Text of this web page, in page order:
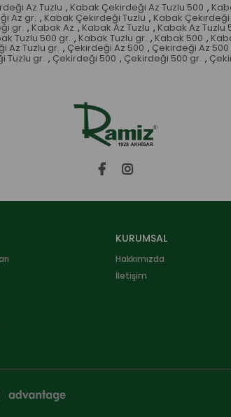
Az Tuzlu , Kabak Çekirdeği Az Tuzlu 500 ,
Az gr. , Kabak Çekirdeği Tuzlu , Kabak Çekirdeği
gr. , Kabak Az , Kabak Az Tuzlu , Kabak Az Tuzlu
Tuzlu 500 gr. , Kabak Tuzlu gr. , Kabak 500 ,
Az Tuzlu gr. , Çekirdeği Az 500 , Çekirdeği Az 500
Tuzlu gr. , Çekirdeği 500 , Çekirdeği 500 gr. ,
KURUMSAL
Hakkımızda
İletişim